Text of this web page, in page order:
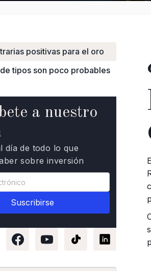
positivas para el oro
tipos son poco probables
a nuestro
día de todo lo que
sobre inversión